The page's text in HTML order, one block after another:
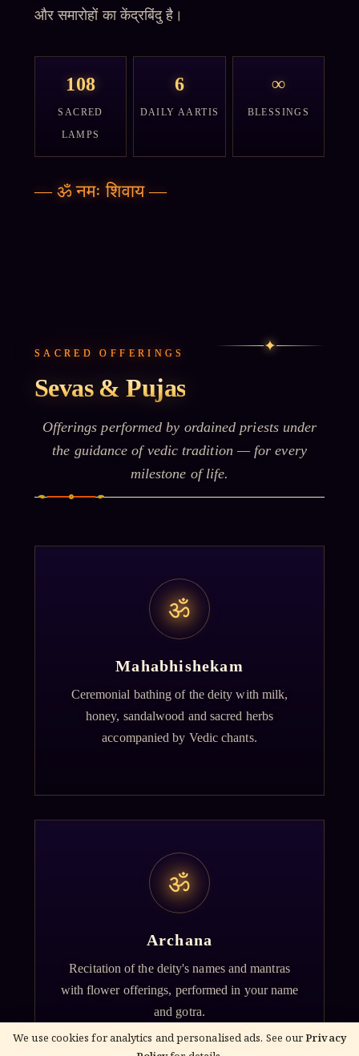
We use cookies for analytics and personalised ads. See ourPrivacy
और समारोहों का केंद्रबिंदु है।
108
SACRED
LAMPS
6
DAILY AARTIS
∞
BLESSINGS
—ॐ नमः शिवाय—
SACRED OFFERINGS ✦
Sevas & Pujas
Offerings performed by ordained priests under
the guidance of vedic tradition — for every
milestone of life.
ॐ
Mahabhishekam
Ceremonial bathing of the deity with milk,
honey, sandalwood and sacred herbs
accompanied by Vedic chants.
ॐ
Archana
Recitation of the deity's names and mantras
with flower offerings, performed in your name
and gotra.